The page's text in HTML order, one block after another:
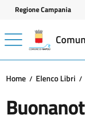
Vai ai contenuti
Vai al footer
Regione Campania
Home Elenco Libri